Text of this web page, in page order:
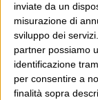
inviate da un
misurazione di
sviluppo dei servizi.
partner possiamo
identificazione
per consentire a
finalità sopra